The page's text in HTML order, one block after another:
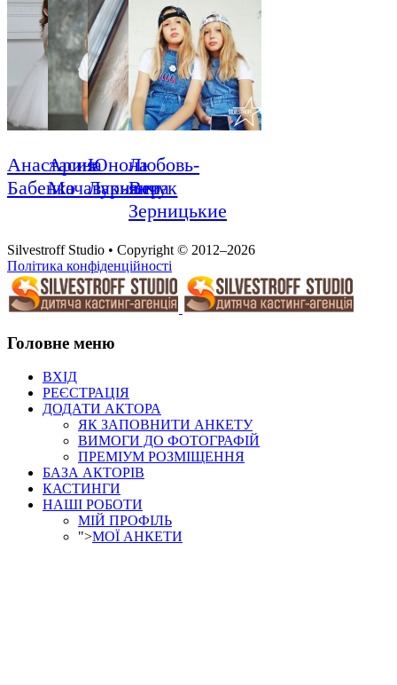
Анастасия
Бабенко
Арина
Мачавариани
Юнона
Лукьянчук
Любовь-
Вера
Зерницькие
Silvestroff Studio • Copyright © 2012–2026
Політика конфіденційності
Головне меню
ВХІД
РЕЄСТРАЦІЯ
ДОДАТИ АКТОРА
ЯК ЗАПОВНИТИ АНКЕТУ
ВИМОГИ ДО ФОТОГРАФІЙ
ПРЕМІУМ РОЗМІЩЕННЯ
БАЗА АКТОРІВ
КАСТИНГИ
НАШІ РОБОТИ
МІЙ ПРОФІЛЬ
">МОЇ АНКЕТИ